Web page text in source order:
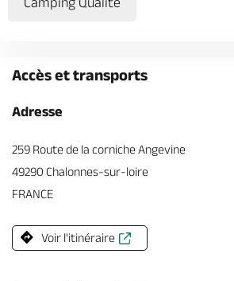
Accès et transports
Adresse
259 Route de la corniche Angevine
49290 Chalonnes-sur-loire
FRANCE
Voir l'itinéraire